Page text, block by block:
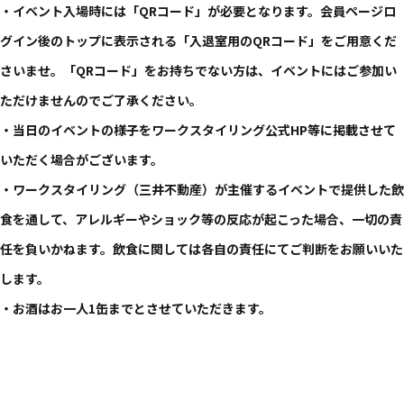
・イベント入場時には「QRコード」が必要となります。会員ページロ
グイン後のトップに表示される「入退室用のQRコード」をご用意くだ
さいませ。「QRコード」をお持ちでない方は、イベントにはご参加い
ただけませんのでご了承ください。
・当日のイベントの様子をワークスタイリング公式HP等に掲載させて
いただく場合がございます。
・ワークスタイリング（三井不動産）が主催するイベントで提供した飲
食を通して、アレルギーやショック等の反応が起こった場合、一切の責
任を負いかねます。飲食に関しては各自の責任にてご判断をお願いいた
します。
・お酒はお一人1缶までとさせていただきます。